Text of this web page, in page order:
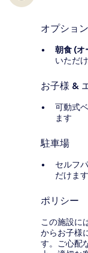
オプショ
朝食 (オ
いただ
お子様 &
可動式
ます
駐車場
セルフ
だけます
ポリシー
この施設に
からお子様
す。ご心配